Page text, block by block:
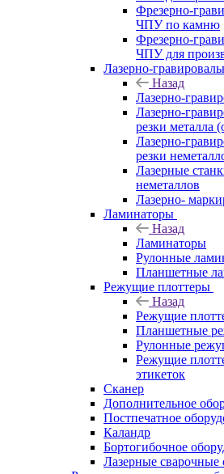
Фрезерно-
ЧПУ по камню
Фрезерно-
ЧПУ для
Лазерно-
Назад
Лазерно-
Лазерно-
резки металла
Лазерно-
резки
Лазерные
неметаллов
Лазерно-
Ламинаторы
Назад
Ламинаторы
Рулонные
Планшетные
Режущие плоттеры
Назад
Режущие
Планшетные
Рулонные
Режущие
этикеток
Сканер
Дополнительное
Постпечатное
Каландр
Бортогибочное
Лазерные сварочные